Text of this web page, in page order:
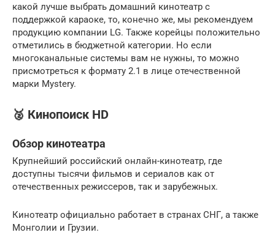
какой лучше выбрать домашний кинотеатр с
поддержкой караоке, то, конечно же, мы рекомендуем
продукцию компании LG. Также корейцы положительно
отметились в бюджетной категории. Но если
многоканальные системы вам не нужны, то можно
присмотреться к формату 2.1 в лице отечественной
марки Mystery.
🥈 Кинопоиск HD
Обзор кинотеатра
Крупнейший российский онлайн-кинотеатр, где
доступны тысячи фильмов и сериалов как от
отечественных режиссеров, так и зарубежных.
Кинотеатр официально работает в странах СНГ, а также
Монголии и Грузии.